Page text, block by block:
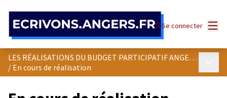
Se connecter
LES RÉALISATIONS DU BUDGET PARTICIPATIF ANGEVIN
/ En cours de réalisation